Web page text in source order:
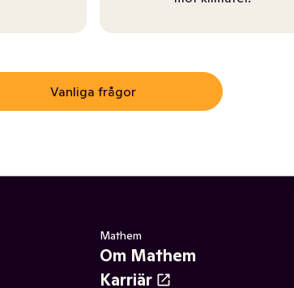
Vanliga frågor
Mathem
Om Mathem
Karriär